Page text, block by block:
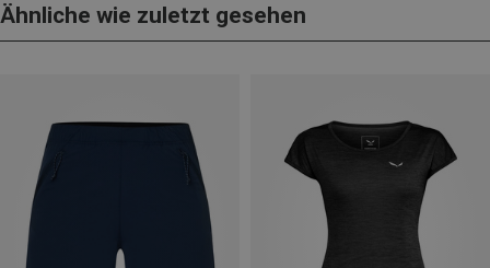
Ähnliche wie zuletzt gesehen